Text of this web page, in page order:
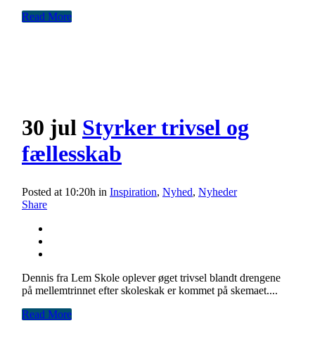
Read More
30 jul Styrker trivsel og
fællesskab
Posted at 10:20h in Inspiration, Nyhed, Nyheder
Share
Dennis fra Lem Skole oplever øget trivsel blandt drengene
på mellemtrinnet efter skoleskak er kommet på skemaet....
Read More